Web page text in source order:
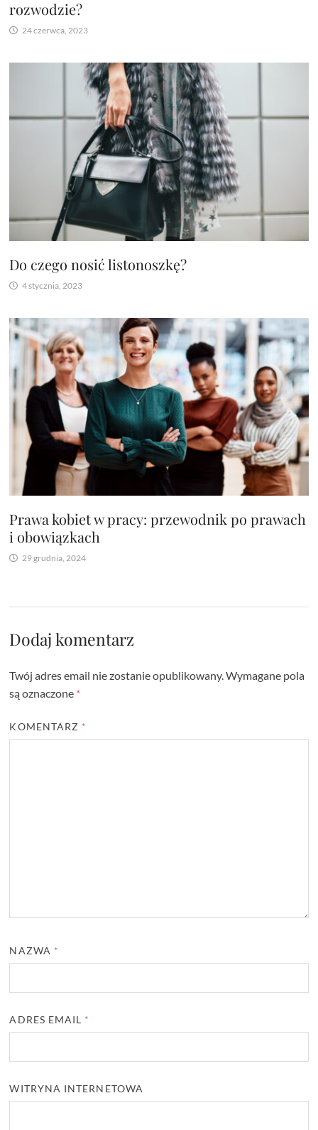
rozwodzie?
24 czerwca, 2023
Do czego nosić listonoszkę?
4 stycznia, 2023
Prawa kobiet w pracy: przewodnik po prawach
i obowiązkach
29 grudnia, 2024
Dodaj komentarz
Twój adres email nie zostanie opublikowany.Wymagane pola
są oznaczone *
KOMENTARZ *
NAZWA *
ADRES EMAIL *
WITRYNA INTERNETOWA